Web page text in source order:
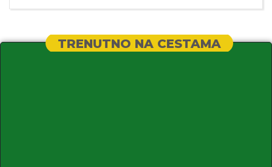
TRENUTNO NA CESTAMA